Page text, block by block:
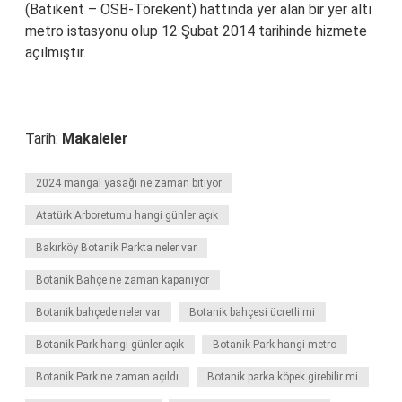
(Batıkent – ​​​​​​​​OSB-Törekent) hattında yer alan bir yer altı
metro istasyonu olup 12 Şubat 2014 tarihinde hizmete
açılmıştır.
Tarih: Makaleler
2024 mangal yasağı ne zaman bitiyor
Atatürk Arboretumu hangi günler açık
Bakırköy Botanik Parkta neler var
Botanik Bahçe ne zaman kapanıyor
Botanik bahçede neler var Botanik bahçesi ücretli mi
Botanik Park hangi günler açık Botanik Park hangi metro
Botanik Park ne zaman açıldı Botanik parka köpek girebilir mi